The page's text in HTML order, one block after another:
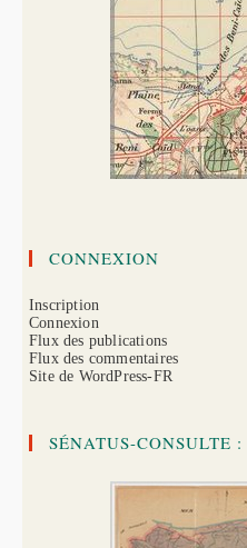
CONNEXION
Inscription
Connexion
Flux des publications
Flux des commentaires
Site de WordPress-FR
SÉNATUS-CONSULTE